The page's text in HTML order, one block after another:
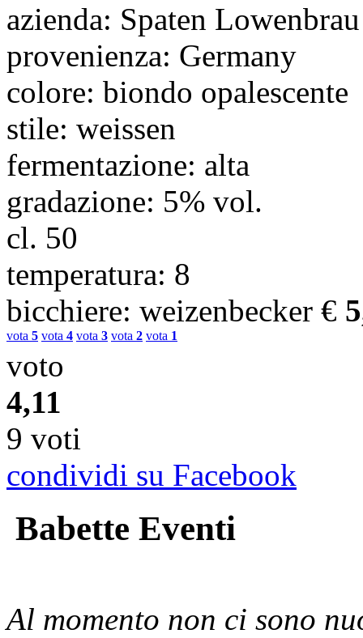
azienda: Spaten Lowenbrau
provenienza: Germany
colore: biondo opalescente
stile: weissen
fermentazione: alta
gradazione: 5% vol.
cl. 50
temperatura: 8
bicchiere: weizenbecker €
vota 5 vota 4 vota 3 vota 2 vota 1
voto
4,11
9 voti
condividi su Facebook
Babette Eventi
Al momento non ci sono